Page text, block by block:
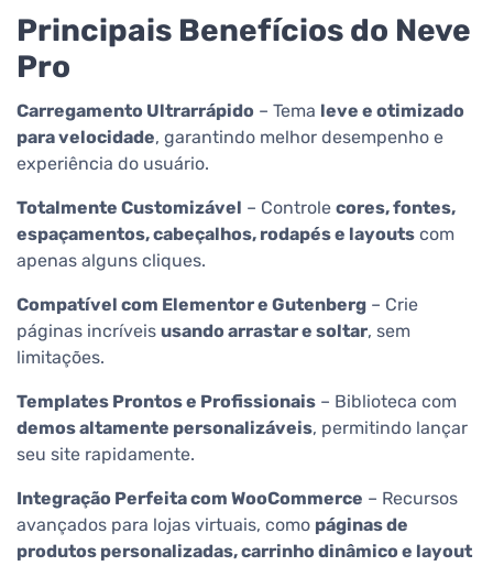
Principais Benefícios do Neve
Pro
Carregamento Ultrarrápido – Tema leve e otimizado
para velocidade, garantindo melhor desempenho e
experiência do usuário.
Totalmente Customizável – Controle cores, fontes,
espaçamentos, cabeçalhos, rodapés e layouts com
apenas alguns cliques.
Compatível com Elementor e Gutenberg – Crie
páginas incríveis usando arrastar e soltar, sem
limitações.
Templates Prontos e Profissionais – Biblioteca com
demos altamente personalizáveis, permitindo lançar
seu site rapidamente.
Integração Perfeita com WooCommerce – Recursos
avançados para lojas virtuais, como páginas de
produtos personalizadas, carrinho dinâmico e layout